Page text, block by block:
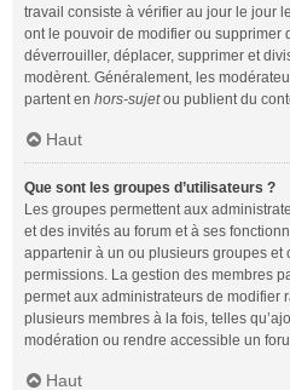
travail consiste à vérifier au jour le jour
ont le pouvoir de modifier ou supprimer
déverrouiller, déplacer, supprimer et
modèrent. Généralement, les
partent en hors-sujetou publient du
Haut
Que sont les groupes d’utilisateurs ?
Les groupes permettent aux
et des invités au forum et à ses
appartenir à un ou plusieurs groupes et
permissions. La gestion des membres
permet aux administrateurs de modifier
plusieurs membres à la fois, telles
modération ou rendre accessible un
Haut